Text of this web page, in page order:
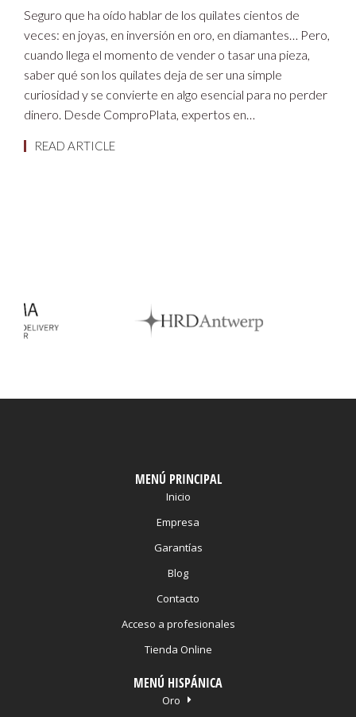
Seguro que ha oído hablar de los quilates cientos de
veces: en joyas, en inversión en oro, en diamantes… Pero,
cuando llega el momento de vender o tasar una pieza,
saber qué son los quilates deja de ser una simple
curiosidad y se convierte en algo esencial para no perder
dinero. Desde ComproPlata, expertos en…
READ ARTICLE
MENÚ PRINCIPAL
Inicio
Empresa
Garantías
Blog
Contacto
Acceso a profesionales
Tienda Online
MENÚ HISPÁNICA
Oro